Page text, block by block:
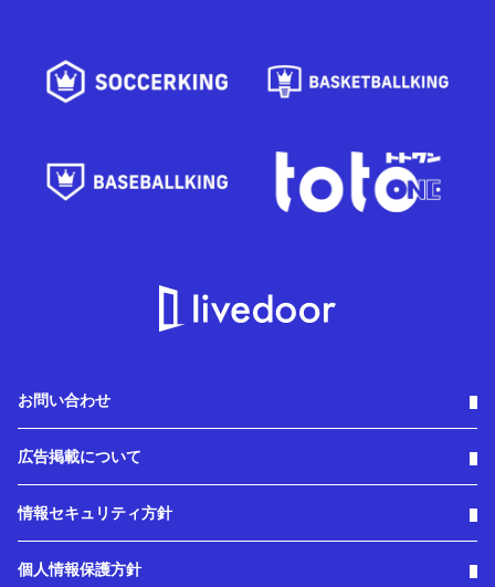
お問い合わせ
広告掲載について
情報セキュリティ方針
個人情報保護方針